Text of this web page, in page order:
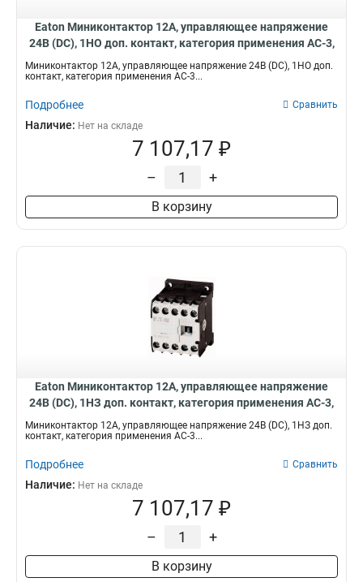
Eaton Миниконтактор 12А, управляющее напряжение
24В (DC), 1НO доп. контакт, категория применения AC-3,
АС4 DILEM12-10-G(24VDC)
Миниконтактор 12А, управляющее напряжение 24В (DC), 1НO доп.
контакт, категория применения AC-3...
Подробнее Сравнить
Наличие: Нет на складе
7 107,17 ₽
– +
В корзину
Eaton Миниконтактор 12А, управляющее напряжение
24В (DC), 1НЗ доп. контакт, категория применения AC-3,
АС4 DILEM12-01-G(24VDC)
Миниконтактор 12А, управляющее напряжение 24В (DC), 1НЗ доп.
контакт, категория применения AC-3...
Подробнее Сравнить
Наличие: Нет на складе
7 107,17 ₽
– +
В корзину